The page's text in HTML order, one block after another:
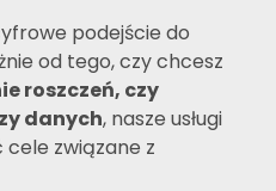
podejście do
od tego, czy chcesz
roszczeń, czy
danych, nasze usługi
związane z